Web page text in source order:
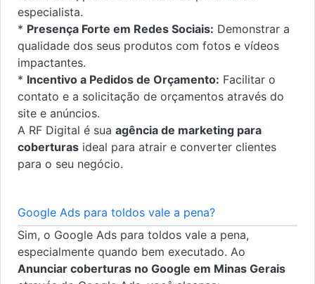
especialista.
* Presença Forte em Redes Sociais: Demonstrar a
qualidade dos seus produtos com fotos e vídeos
impactantes.
* Incentivo a Pedidos de Orçamento: Facilitar o
contato e a solicitação de orçamentos através do
site e anúncios.
A RF Digital é sua agência de marketing para
coberturas ideal para atrair e converter clientes
para o seu negócio.
Google Ads para toldos vale a pena?
Sim, o Google Ads para toldos vale a pena,
especialmente quando bem executado. Ao
Anunciar coberturas no Google em Minas Gerais